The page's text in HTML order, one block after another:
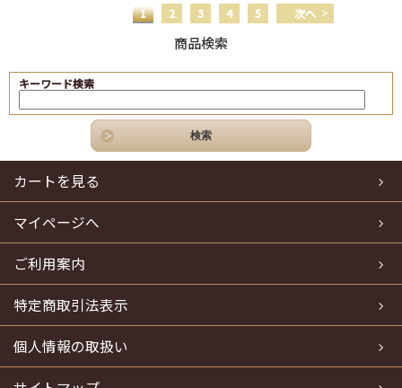
1 2 3 4 5 次へ
商品検索
キーワード検索
カートを見る
マイページへ
ご利用案内
特定商取引法表示
個人情報の取扱い